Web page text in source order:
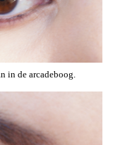
in de arcadeboog.